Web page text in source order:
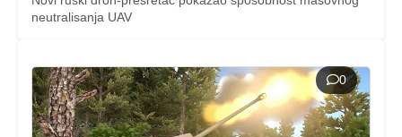
neutralisanja UAV
0